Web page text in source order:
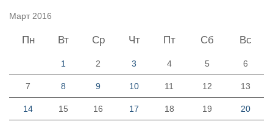
Март 2016
Пн Вт Ср Чт Пт Сб Вс
1 2 3 4 5 6
7 8 9 10 11 12 13
14 15 16 17 18 19 20